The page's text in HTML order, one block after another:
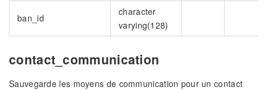
ban_id
character
varying(128)
contact_communication
Sauvegarde les moyens de communication pour un contact